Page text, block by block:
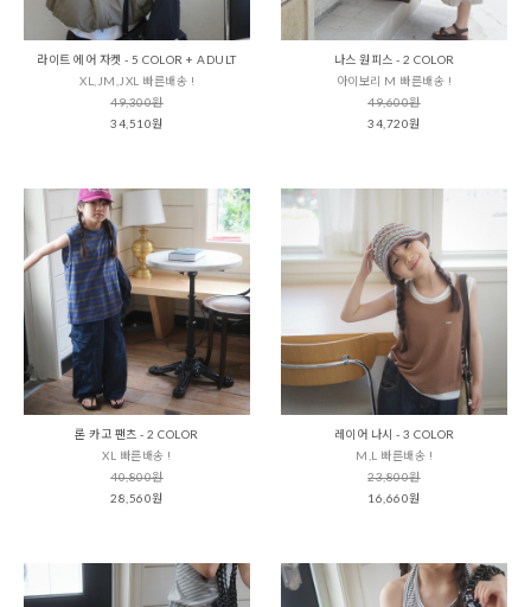
라이트 에어 자켓 - 5 COLOR + ADULT
XL,JM,JXL 빠른배송 !
49,300원
34,510원
나스 원피스 - 2 COLOR
아이보리 M 빠른배송 !
49,600원
34,720원
론 카고 팬츠 - 2 COLOR
XL 빠른배송 !
40,800원
28,560원
레이어 나시 - 3 COLOR
M,L 빠른배송 !
23,800원
16,660원